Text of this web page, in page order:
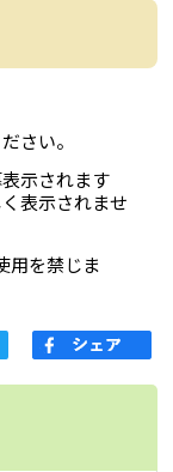
さい。
示されます
表示されませ
用を禁じま